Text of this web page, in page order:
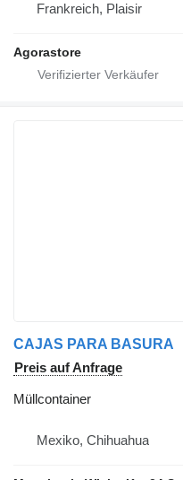
Frankreich, Plaisir
Agorastore
CAJAS PARA BASURA
Preis auf Anfrage
Müllcontainer
Mexiko, Chihuahua